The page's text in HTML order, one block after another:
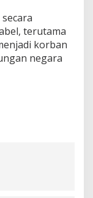
terutama
korban
negara